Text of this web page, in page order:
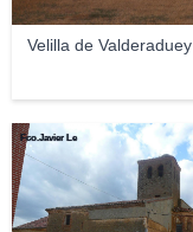
Velilla de Valderaduey
Fco.Javier Le